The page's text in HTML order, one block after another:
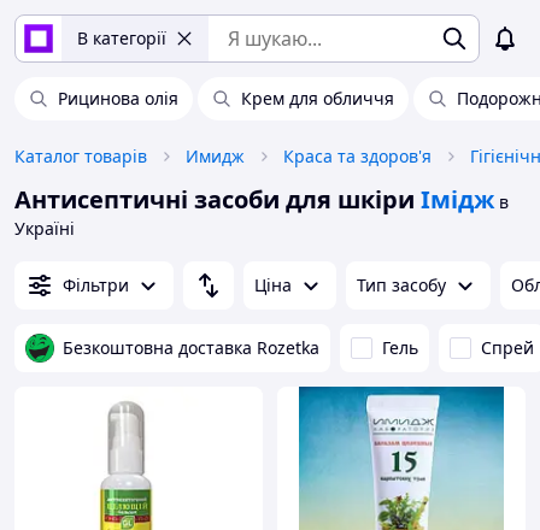
В категорії
Рицинова олія Крем для обличчя
Каталог товарів Имидж Краса та здоров'я
Антисептичні засоби для шкіри Імідж в
Україні
Фільтри Ціна Тип засобу
Безкоштовна доставка Rozetka Гель Спрей